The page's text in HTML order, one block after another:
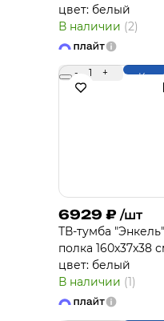
цвет: белый
В наличии (2)
- 1 +
6929 ₽ /шт
ТВ-тумба
полка 160х37x38
цвет: белый
В наличии (1)